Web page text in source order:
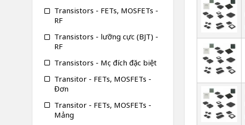
Transistors - FETs, MOSFETs -
RF
Transistors - lưỡng cực (BJT) -
RF
Transistors - Mục đích đặc biệt
Transitor - FETs, MOSFETs -
Đơn
Transitor - FETs, MOSFETs -
Mảng